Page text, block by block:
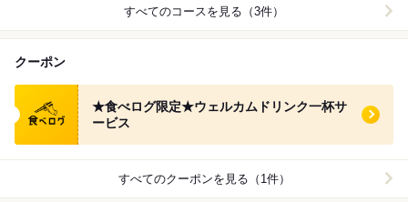
すべてのコースを見る（3件）
クーポン
食べログ クーポン
★食べログ限定★ウェルカムドリンク一杯サ
ービス
すべてのクーポンを見る（1件）